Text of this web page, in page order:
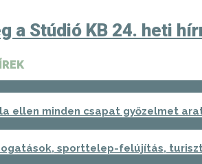
a Stúdió KB 24. heti
ellen minden csapat győzelmet
sporttelep-felújítás,